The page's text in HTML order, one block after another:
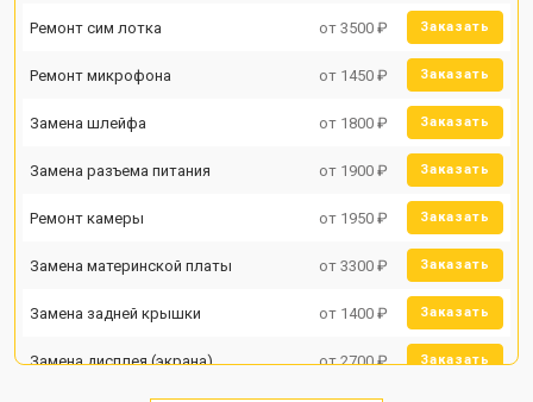
Ремонт сим лотка от 3500 ₽ Заказать
Ремонт микрофона от 1450 ₽ Заказать
Замена шлейфа от 1800 ₽ Заказать
Замена разъема питания от 1900 ₽ Заказать
Ремонт камеры от 1950 ₽ Заказать
Замена материнской платы от 3300 ₽ Заказать
Замена задней крышки от 1400 ₽ Заказать
Замена дисплея (экрана) от 2700 ₽ Заказать